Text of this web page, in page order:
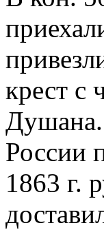
крест с
Душана.
России
1863 г.